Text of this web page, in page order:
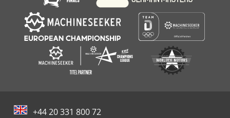
+44 20 331 800 72